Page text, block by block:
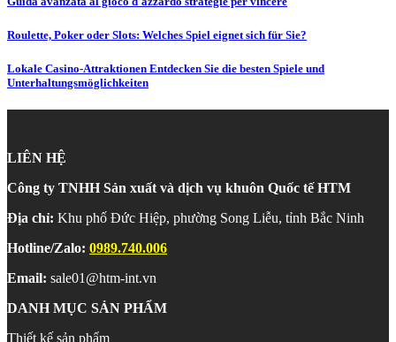
Roulette, Poker oder Slots: Welches Spiel eignet sich für Sie?
Lokale Casino-Attraktionen Entdecken Sie die besten Spiele und
Unterhaltungsmöglichkeiten
LIÊN HỆ
Công ty TNHH Sản xuất và dịch vụ khuôn Quốc tế HTM
Địa chỉ: Khu phố Đức Hiệp, phường Song Liễu, tỉnh Bắc Ninh
Hotline/Zalo: 0989.740.006
Email: sale01@htm-int.vn
DANH MỤC SẢN PHẨM
Thiết kế sản phẩm